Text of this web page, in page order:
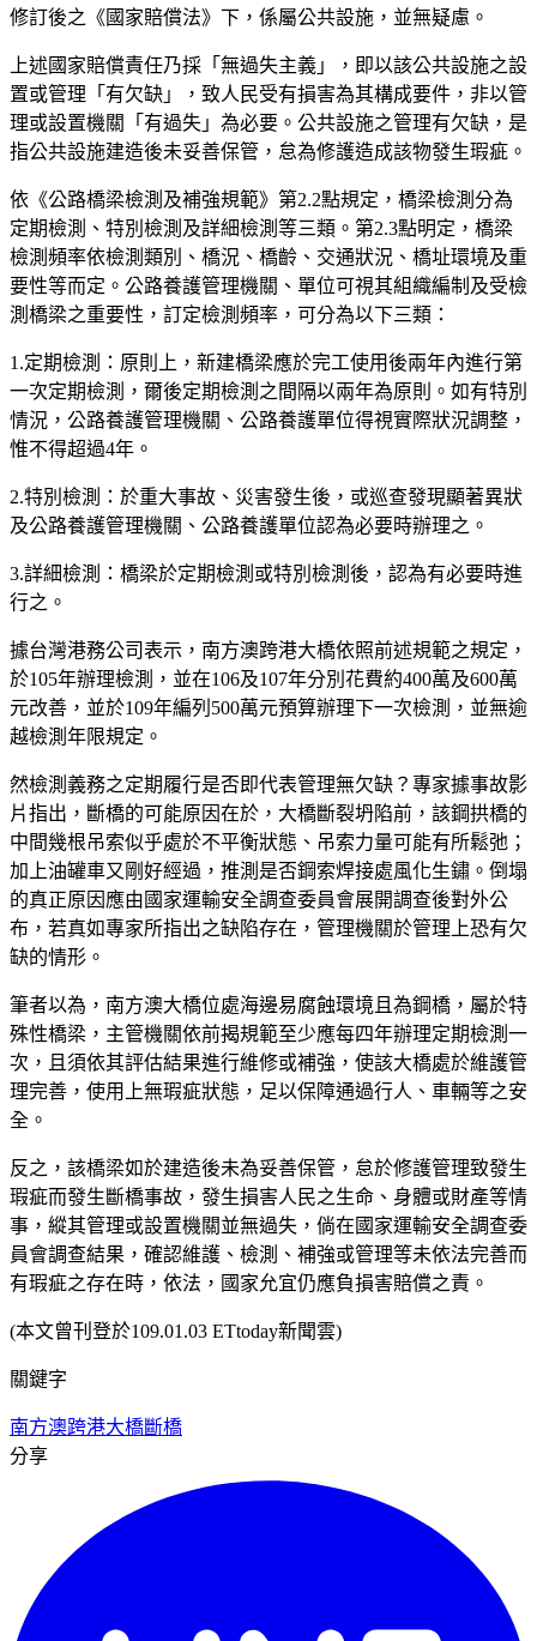
修訂後之《國家賠償法》下，係屬公共設施，並無疑慮。
上述國家賠償責任乃採「無過失主義」，即以該公共設施之設
置或管理「有欠缺」，致人民受有損害為其構成要件，非以管
理或設置機關「有過失」為必要。公共設施之管理有欠缺，是
指公共設施建造後未妥善保管，怠為修護造成該物發生瑕疵。
依《公路橋梁檢測及補強規範》第2.2點規定，橋梁檢測分為
定期檢測、特別檢測及詳細檢測等三類。第2.3點明定，橋梁
檢測頻率依檢測類別、橋況、橋齡、交通狀況、橋址環境及重
要性等而定。公路養護管理機關、單位可視其組織編制及受檢
測橋梁之重要性，訂定檢測頻率，可分為以下三類：
1.定期檢測：原則上，新建橋梁應於完工使用後兩年內進行第
一次定期檢測，爾後定期檢測之間隔以兩年為原則。如有特別
情況，公路養護管理機關、公路養護單位得視實際狀況調整，
惟不得超過4年。
2.特別檢測：於重大事故、災害發生後，或巡查發現顯著異狀
及公路養護管理機關、公路養護單位認為必要時辦理之。
3.詳細檢測：橋梁於定期檢測或特別檢測後，認為有必要時進
行之。
據台灣港務公司表示，南方澳跨港大橋依照前述規範之規定，
於105年辦理檢測，並在106及107年分別花費約400萬及600萬
元改善，並於109年編列500萬元預算辦理下一次檢測，並無逾
越檢測年限規定。
然檢測義務之定期履行是否即代表管理無欠缺？專家據事故影
片指出，斷橋的可能原因在於，大橋斷裂坍陷前，該鋼拱橋的
中間幾根吊索似乎處於不平衡狀態、吊索力量可能有所鬆弛；
加上油罐車又剛好經過，推測是否鋼索焊接處風化生鏽。倒塌
的真正原因應由國家運輸安全調查委員會展開調查後對外公
布，若真如專家所指出之缺陷存在，管理機關於管理上恐有欠
缺的情形。
筆者以為，南方澳大橋位處海邊易腐蝕環境且為鋼橋，屬於特
殊性橋梁，主管機關依前揭規範至少應每四年辦理定期檢測一
次，且須依其評估結果進行維修或補強，使該大橋處於維護管
理完善，使用上無瑕疵狀態，足以保障通過行人、車輛等之安
全。
反之，該橋梁如於建造後未為妥善保管，怠於修護管理致發生
瑕疵而發生斷橋事故，發生損害人民之生命、身體或財產等情
事，縱其管理或設置機關並無過失，倘在國家運輸安全調查委
員會調查結果，確認維護、檢測、補強或管理等未依法完善而
有瑕疵之存在時，依法，國家允宜仍應負損害賠償之責。
(本文曾刊登於109.01.03 ETtoday新聞雲)
關鍵字
南方澳跨港大橋斷橋
分享